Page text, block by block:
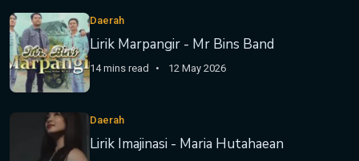
Daerah
Lirik Marpangir - Mr Bins Band
14 mins read 12 May 2026
Daerah
Lirik Imajinasi - Maria Hutahaean